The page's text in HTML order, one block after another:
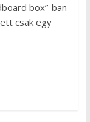
box”-ban
csak egy